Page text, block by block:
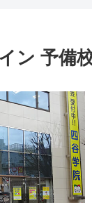
ン 予備